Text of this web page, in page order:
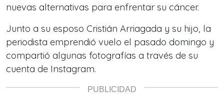
nuevas alternativas para enfrentar su cáncer.
Junto a su esposo Cristián Arriagada y su hijo, la
periodista emprendió vuelo el pasado domingo y
compartió algunas fotografías a través de su
cuenta de Instagram.